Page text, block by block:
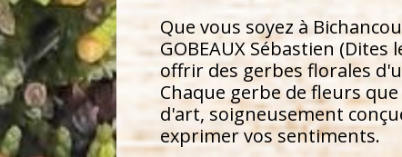
Que vous soyez à
GOBEAUX Sébastien (Dites
offrir des gerbes florales
Chaque gerbe de fleurs
d'art, soigneusement
exprimer vos sentiments.